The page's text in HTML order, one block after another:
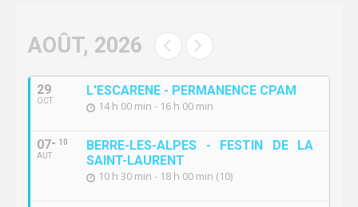
AOÛT, 2026
29
OCT
L'ESCARENE - PERMANENCE CPAM
14 h 00 min - 16 h 00 min
07
AUT
10
BERRE-LES-ALPES - FESTIN DE LA
SAINT-LAURENT
10 h 30 min - 18 h 00 min (10)